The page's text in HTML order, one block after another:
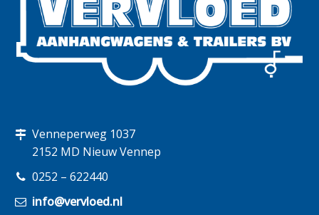
Venneperweg 1037
2152 MD Nieuw Vennep
0252 – 622440
info@vervloed.nl